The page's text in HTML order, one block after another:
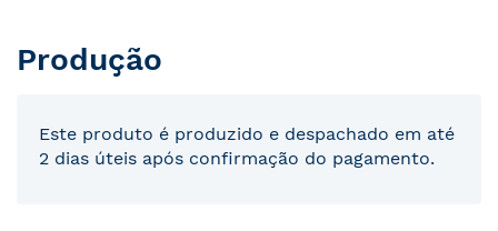
Produção
Este produto é produzido e despachado em até
2 dias úteis após confirmação do pagamento.